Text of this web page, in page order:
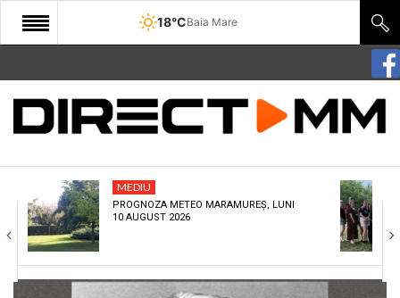
18°CBaia Mare
START
COMUNITATE
CULTURA
ECONOMIE
SANATATE
MEDIU
PROGNOZA METEO MARAMUREȘ, LUNI
10 AUGUST 2026